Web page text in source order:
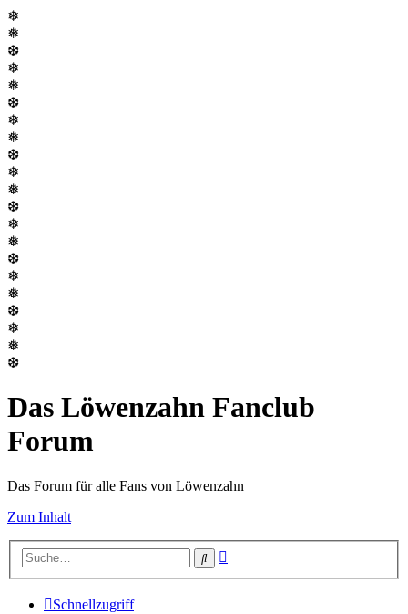
❄
❅
❆
❄
❅
❆
❄
❅
❆
❄
❅
❆
❄
❅
❆
❄
❅
❆
❄
❅
❆
Das Löwenzahn Fanclub
Forum
Das Forum für alle Fans von Löwenzahn
Zum Inhalt
Suche
Schnellzugriff